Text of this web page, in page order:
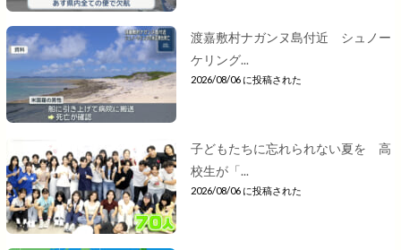
渡嘉敷村ナガンヌ島付近 シュノー
ケリング...
2026/08/06 に投稿された
子どもたちに忘れられない夏を 高
校生が「...
2026/08/06 に投稿された